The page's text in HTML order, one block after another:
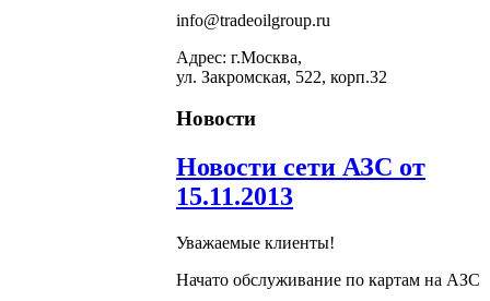
info@tradeoilgroup.ru
Адрес: г.Москва,
ул. Закромская, 522, корп.32
Новости
Новости сети АЗС от
15.11.2013
Уважаемые клиенты!
Начато обслуживание по картам на АЗС